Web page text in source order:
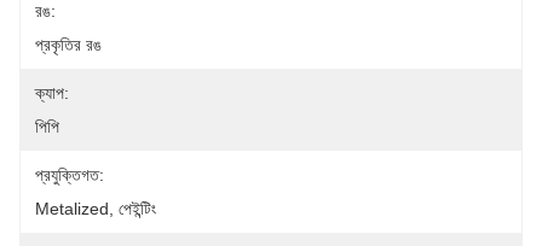
রঙ:
প্রকৃতির রঙ
ক্যাপ:
পিপি
প্রযুক্তিগত:
Metalized, পেইন্টিং